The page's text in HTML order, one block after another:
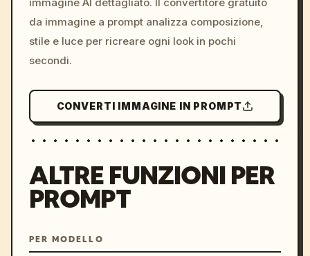
da immagine a prompt analizza composizione,
stile e luce per ricreare ogni look in pochi
secondi.
CONVERTI IMMAGINE IN PROMPT
ALTRE FUNZIONI PER
PROMPT
PER MODELLO